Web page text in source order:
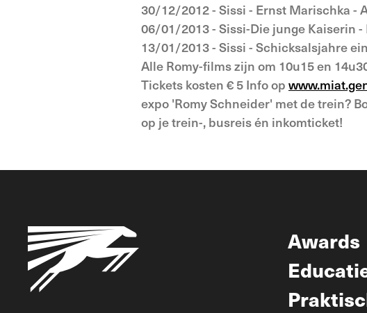
30/12/2012 - Sissi - Ernst Marischka -
06/01/2013 - Sissi-Die junge Kaiserin
13/01/2013 - Sissi - Schicksalsjahre
Alle Romy-films zijn om 10u15 en
Tickets kosten € 5 Info op
expo 'Romy Schneider' met de trein?
op je trein-, busreis én inkomticket!
Awards